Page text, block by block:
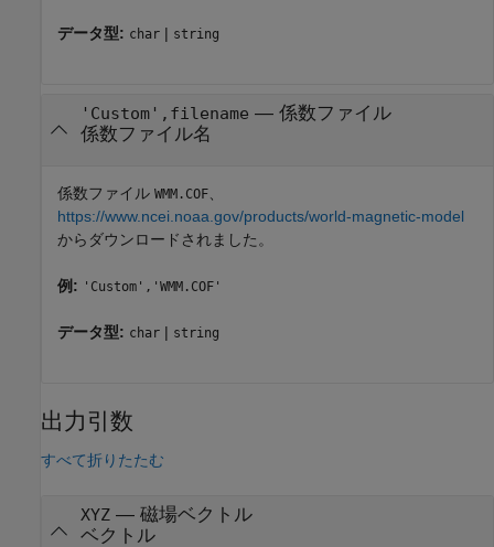
データ型: char | string
'Custom',filename — 係数ファイル
係数ファイル名
係数ファイル WMM.COF
https://www.ncei.noaa.gov/products/world-magnetic-model
からダウンロードされました。
例: 'Custom','WMM.COF'
データ型: char | string
出力引数
すべて折りたたむ
XYZ— 磁場ベクトル
ベクトル